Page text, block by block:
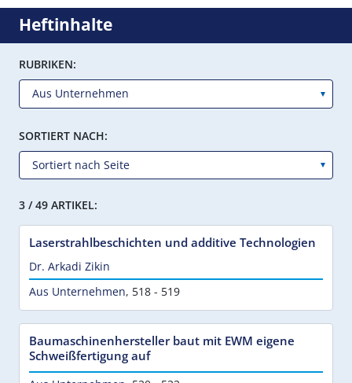
Heftinhalte
RUBRIKEN:
SORTIERT NACH:
3 / 49 ARTIKEL:
Laserstrahlbeschichten und additive Technologien
Dr. Arkadi Zikin
Aus Unternehmen, 518 - 519
Baumaschinenhersteller baut mit EWM eigene
Schweißfertigung auf